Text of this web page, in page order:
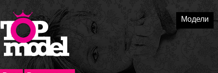
Модели